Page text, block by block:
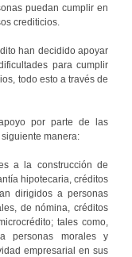
puedan cumplir en
crediticios.
han decidido apoyar
para cumplir
todo esto a través de
por parte de las
manera:
a la construcción de
hipotecaria, créditos
dirigidos a personas
de nómina, créditos
tales como,
personas morales y
empresarial en sus